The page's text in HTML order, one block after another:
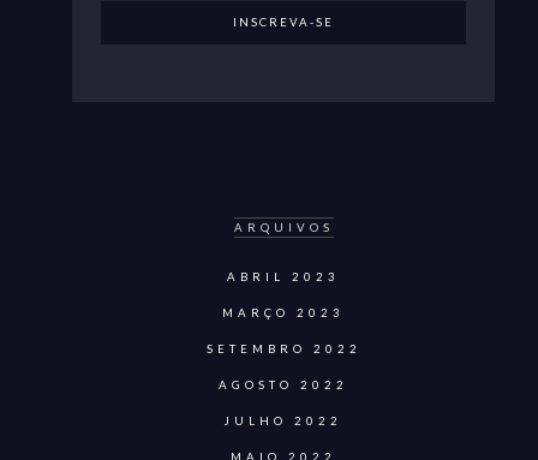
ARQUIVOS
ABRIL 2023
MARÇO 2023
SETEMBRO 2022
AGOSTO 2022
JULHO 2022
MAIO 2022